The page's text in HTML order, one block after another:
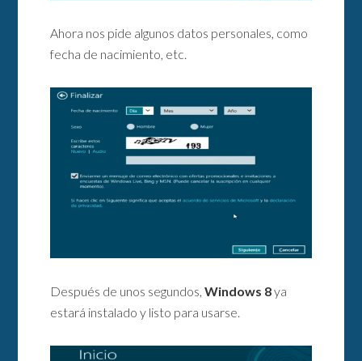
Ahora nos pide algunos datos personales, como
fecha de nacimiento, etc.
Después de unos segundos,Windows 8ya
estará instalado y listo para usarse.